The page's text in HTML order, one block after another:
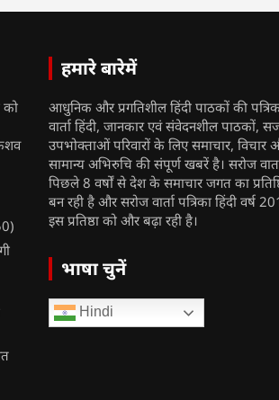
को
हमारे बारेमें
आधुनिक और प्रगतिशील हिंदी पाठकों की
वार्ता हिंदी, जानकार एवं संवेदनशील पाठकों,
उपभोक्ताओं परिवारों के लिए समाचार, विचार
सामान्य अभिरुचि की संपूर्ण खबरें है। सरोज
पिछले 8 वर्षों से देश के समाचार जगत का
बन रही है और सरोज वार्ता पत्रिका हिंदी वर्ष
इस प्रतिष्ठा को और बढ़ा रही है।
भाषा चुनें
Hindi